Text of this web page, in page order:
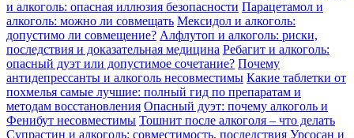
и алкоголь: опасная иллюзия безопасности Парацетамол и
алкоголь: можно ли совмещать Мексидол и алкоголь:
допустимо ли совмещение? Алфлутоп и алкоголь: риски,
последствия и доказательная медицина Ребагит и алкоголь:
опасный дуэт или допустимое сочетание? Почему
антидепрессанты и алкоголь несовместимы Какие таблетки от
похмелья самые лучшие: полный гид по препаратам и
методам восстановления Опасный дуэт: почему алкоголь и
Фенибут несовместимы Тошнит после алкоголя – что делать
Супрастин и алкоголь: совместимость, последствия Урсосан и